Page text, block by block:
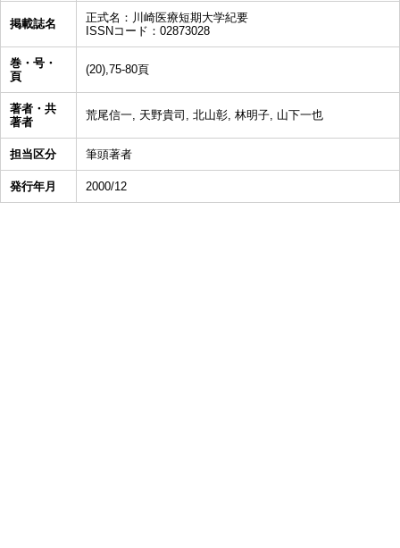
掲載誌名
正式名：川崎医療短期大学紀要
ISSNコード：02873028
巻・号・
頁
(20),75-80頁
著者・共
著者
荒尾信一, 天野貴司, 北山彰, 林明子, 山下一也
担当区分 筆頭著者
発行年月 2000/12